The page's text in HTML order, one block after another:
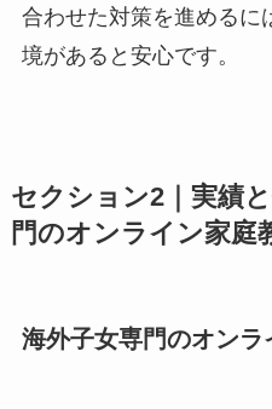
合わせた対策を進めるに
境があると安心です。
セクション2｜実績
門のオンライン家庭
海外子女専門のオン